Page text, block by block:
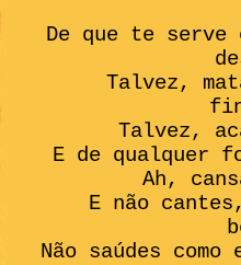
De que te
Talvez,
Talvez,
E de qualquer
Ah,
E não
Não saúdes